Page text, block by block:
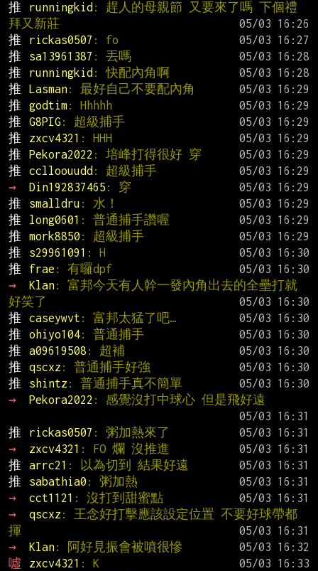
推
runningkid : 趕人的母親節 又要來了嗎 下個禮
拜又新莊
推
rickas0507 : fo
推
sa13961387 : 丟嗎
推
runningkid : 快配內角啊
推
Lasman: 最好自己不要配內角
推
godtim: Hhhhh
推
G8PIG: 超級捕手
推
zxcv4321 : HHH
推
Pekora2022 : 培峰打得很好 穿
推
cclloouudd : 超級捕手
→
Din192837465 : 穿
推
smalldru : 水！
推
long0601 : 普通捕手讚喔
推
mork8850 : 超級捕手
推
s29961091 : H
推
frae : 有囉dpf
→
Klan: 富邦今天有人幹一發內角出去的全壘打就
好笑了
推
caseywvt : 富邦太猛了吧…
推
ohiyo104: 普通捕手
推
a09619508 : 超補
推
qscxz : 普通捕手好強
推
shintz : 普通捕手真不簡單
→
Pekora2022 : 感覺沒打中球心 但是飛好遠
推
rickas0507 : 粥加熱來了
→
zxcv4321 : FO 爛 沒推進
推
arrc21 : 以為切到 結果好遠
推
sabathia0 : 粥加熱
→
cct1121 : 沒打到甜蜜點
→
qscxz : 王念好打擊應該設定位置 不要好球帶都
揮
→
Klan: 阿好見振會被噴很慘
噓
zxcv4321 : K